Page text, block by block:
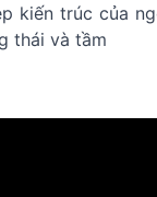
kiến trúc của
thái và tầm